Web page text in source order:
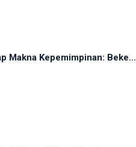
Makna Kepemimpinan: Beke...